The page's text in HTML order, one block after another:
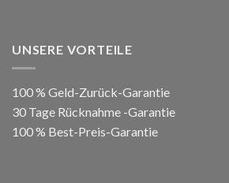
UNSERE VORTEILE
100 % Geld-Zurück-Garantie
30 Tage Rücknahme -Garantie
100 % Best-Preis-Garantie